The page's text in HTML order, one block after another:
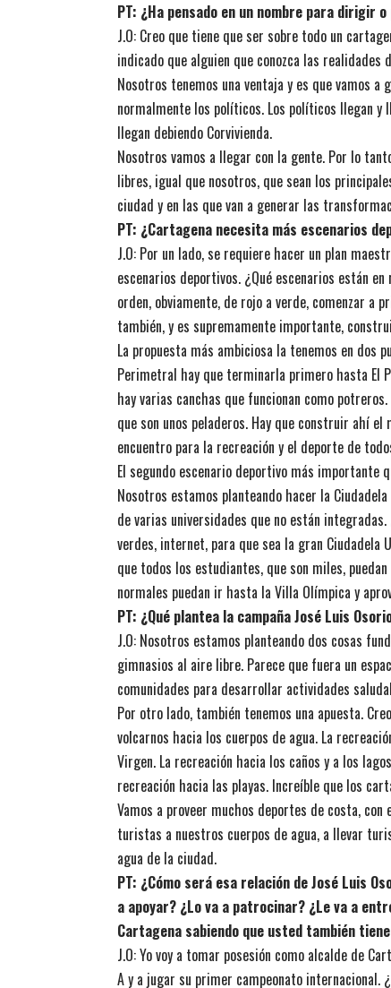
PT: ¿Ha pensado en un nombre para
J.O: Creo que tiene que ser sobre todo un
indicado que alguien que conozca las
Nosotros tenemos una ventaja y es que vamos
normalmente los políticos. Los políticos llegan y
llegan debiendo Corvivienda.
Nosotros vamos a llegar con la gente. Por lo
libres, igual que nosotros, que sean los
ciudad y en las que van a generar las
PT: ¿Cartagena necesita más escenarios
J.O: Por un lado, se requiere hacer un plan
escenarios deportivos. ¿Qué escenarios están
orden, obviamente, de rojo a verde, comenzar a
también, y es supremamente importante,
La propuesta más ambiciosa la tenemos en dos
Perimetral hay que terminarla primero hasta El
hay varias canchas que funcionan como
que son unos peladeros. Hay que construir ahí
encuentro para la recreación y el deporte de
El segundo escenario deportivo más importante
Nosotros estamos planteando hacer la
de varias universidades que no están
verdes, internet, para que sea la gran
que todos los estudiantes, que son miles,
normales puedan ir hasta la Villa Olímpica y
PT: ¿Qué plantea la campaña José Luis
J.O: Nosotros estamos planteando dos cosas
gimnasios al aire libre. Parece que fuera un
comunidades para desarrollar actividades
Por otro lado, también tenemos una apuesta.
volcarnos hacia los cuerpos de agua. La
Virgen. La recreación hacia los caños y a los
recreación hacia las playas. Increíble que los
Vamos a proveer muchos deportes de costa,
turistas a nuestros cuerpos de agua, a llevar
agua de la ciudad.
PT: ¿Cómo será esa relación de José Luis
a apoyar? ¿Lo va a patrocinar? ¿Le va a
Cartagena sabiendo que usted también
J.O: Yo voy a tomar posesión como alcalde de
A y a jugar su primer campeonato internacional.